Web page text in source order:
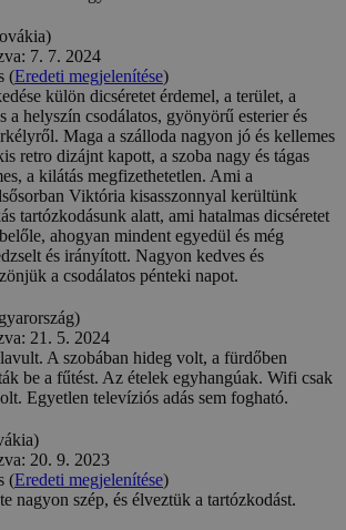
7. 7. 2024
(Eredeti megjelenítése)
külön dicséretet érdemel, a terület, a
a helyszín csodálatos, gyönyörű esterier és
Maga a szálloda nagyon jó és kellemes
retro dizájnt kapott, a szoba nagy és tágas
a kilátás megfizethetetlen. Ami a
Viktória kisasszonnyal kerültünk
tartózkodásunk alatt, ami hatalmas dicséretet
ahogyan mindent egyedül és még
és irányított. Nagyon kedves és
a csodálatos pénteki napot.
21. 5. 2024
A szobában hideg volt, a fürdőben
be a fűtést. Az ételek egyhangúak. Wifi csak
Egyetlen televíziós adás sem fogható.
20. 9. 2023
(Eredeti megjelenítése)
nagyon szép, és élveztük a tartózkodást.